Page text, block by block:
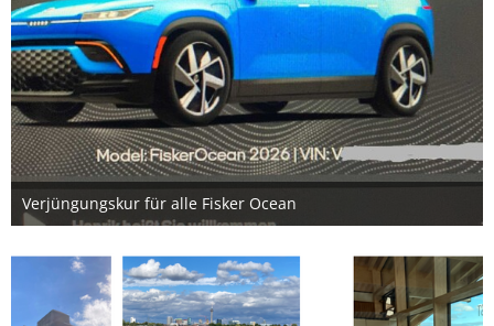
Verjüngungskur für alle Fisker Ocean
30. Januar 2026